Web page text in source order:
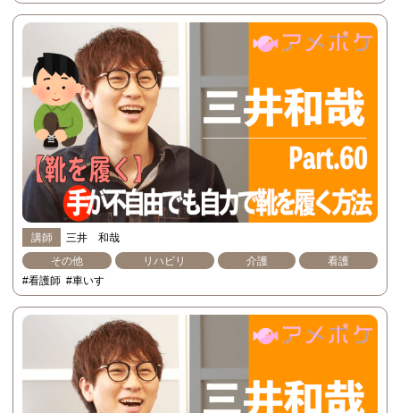
講師
三井 和哉
その他
リハビリ 介護
看護
#看護師 #車いす